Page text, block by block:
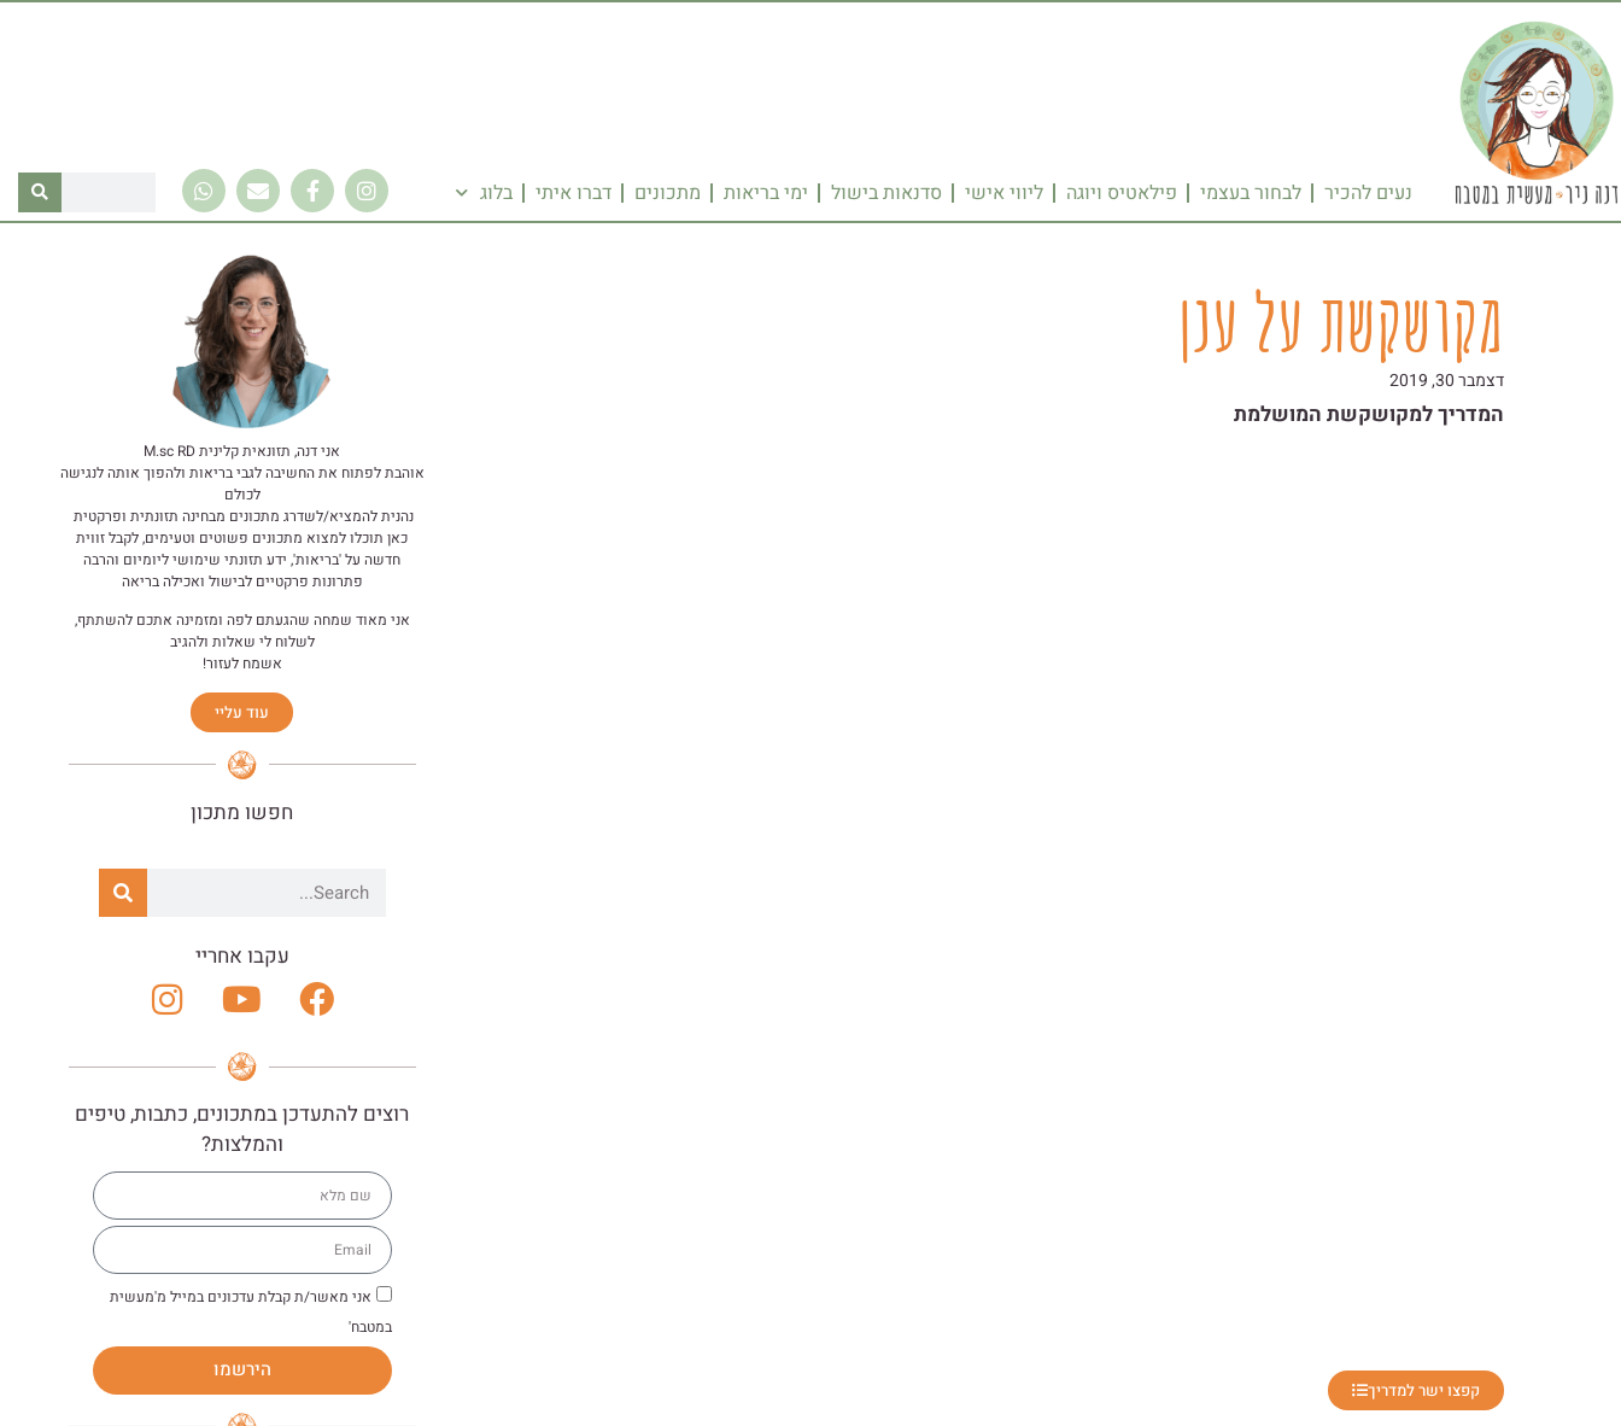
נעים להכיר לבחור בעצמי פילאטיס ויוגה ליווי אישי סדנאות בישול ימי בריאות מתכונים דברו איתי בלוג
מקושקשת על ענן
דצמבר 30, 2019
המדריך למקושקשת המושלמת
קפצו ישר למדריך
אני דנה, תזונאית קלינית M.sc RD
אוהבת לפתוח את החשיבה לגבי בריאות ולהפוך אותה לנגישה
לכולם
נהנית להמציא/לשדרג מתכונים מבחינה תזונתית ופרקטית
כאן תוכלו למצוא מתכונים פשוטים וטעימים, לקבל זווית
חדשה על 'בריאות', ידע תזונתי שימושי ליומיום והרבה
פתרונות פרקטיים לבישול ואכילה בריאה
אני מאוד שמחה שהגעתם לפה ומזמינה אתכם להשתתף,
לשלוח לי שאלות ולהגיב
אשמח לעזור!
עוד עליי
חפשו מתכון
עקבו אחריי
רוצים להתעדכן במתכונים, כתבות, טיפים
והמלצות?
אני מאשר/ת קבלת עדכונים במייל מ'מעשית
במטבח'
הירשמו